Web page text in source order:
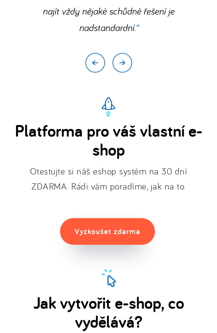
najít vždy nějaké schůdné řešení je
nadstandardní.
Platforma pro váš vlastní e-
shop
Otestujte si náš eshop systém na 30 dní
ZDARMA. Rádi vám poradíme, jak na to.
Vyzkoušet zdarma
Jak vytvořit e-shop, co
vydělává?